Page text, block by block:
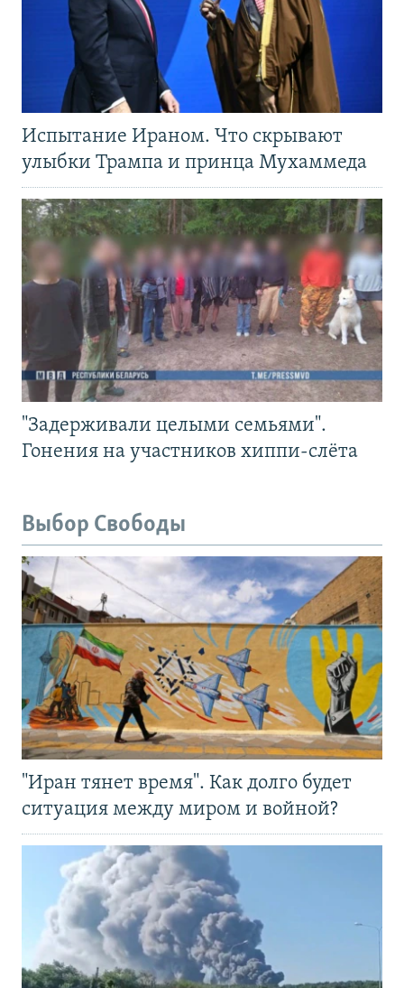
Испытание Ираном. Что скрывают
улыбки Трампа и принца Мухаммеда
"Задерживали целыми семьями".
Гонения на участников хиппи-слёта
Выбор Свободы
"Иран тянет время". Как долго будет
ситуация между миром и войной?